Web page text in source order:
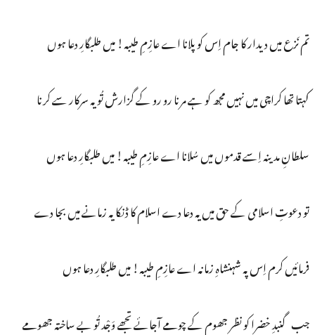
تم نَزع میں دیدار کا جام اِس کو پلانا اے عازِمِ طیبہ! میں طلبگارِ دعا ہوں
کہتا تھا کراچی میں نہیں مجھ کو ہے مرنا رو رو کے گزارش تُو یہ سرکار سے کرنا
سلطانِ مدینہ اِسے قدموں میں سُلانا اے عازِمِ طیبہ! میں طلبگارِ دعا ہوں
تو دعوتِ اسلامی کے حق میں یہ دعا دے اسلام کا ڈنکا یہ زمانے میں بجا دے
فرمائیں کرم اِس پہ شہنشاہِ زمانہ اے عازِمِ طیبہ! میں طلبگارِ دعا ہوں
جب گنبدِ خضرا کو نظر جھوم کے چومے آجائے تجھے وَجْد تُو بے ساختہ جھومے